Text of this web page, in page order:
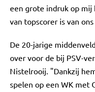
een grote indruk op mij
van topscorer is van
De 20-jarige
over voor de bij PSV-
Nistelrooij. "Dankzij
spelen op een WK met